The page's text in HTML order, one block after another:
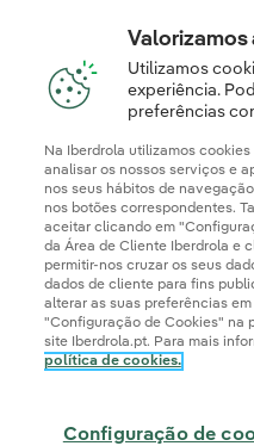
Política de
Canal de Denúncias
Valorizamos
Utilizamos
experiência.
preferências
Na Iberdrola utilizamos
analisar os nossos serviços e
nos seus hábitos de
nos botões correspondentes.
aceitar clicando em
da Área de Cliente Iberdrola e
permitir-nos cruzar os seus
dados de cliente para fins
alterar as suas preferências
"Configuração de Cookies" na
site Iberdrola.pt. Para mais
política de cookies.
Configuração de